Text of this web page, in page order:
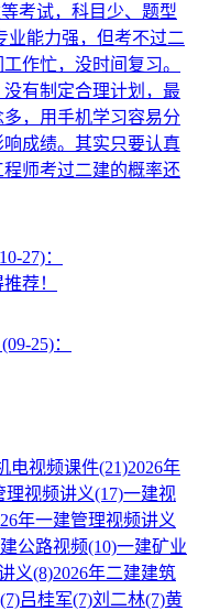
考试，科目少、题型
业能力强，但考不过二
作忙，没时间复习。
有制定合理计划，最
，用手机学习容易分
成绩。其实只要认真
师考过二建的概率还
27)：
荐！
25)：
电视频课件(21)2026年
理视频讲义(17)一建视
年一建管理视频讲义
公路视频(10)一建矿业
义(8)2026年二建建筑
(7)吕桂军(7)刘二林(7)黄